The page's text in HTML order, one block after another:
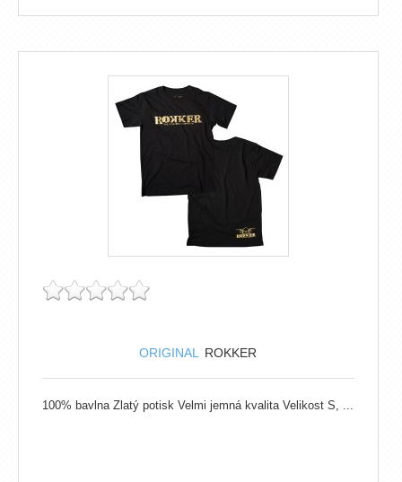
ORIGINAL ROKKER
100% bavlna Zlatý potisk Velmi jemná kvalita Velikost S, ...